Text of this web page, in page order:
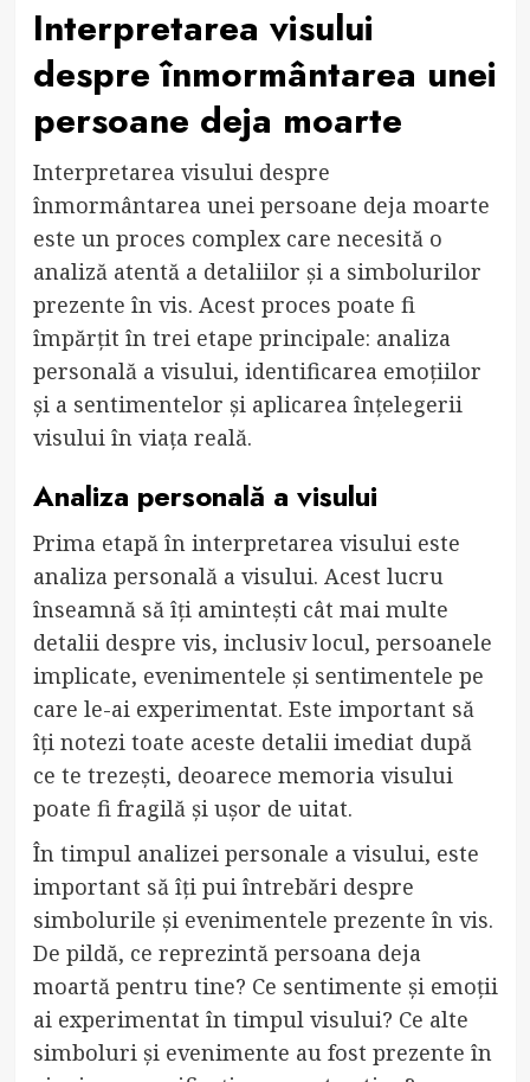
Interpretarea visului
despre înmormântarea unei
persoane deja moarte
Interpretarea visului despre
înmormântarea unei persoane deja moarte
este un proces complex care necesită o
analiză atentă a detaliilor și a simbolurilor
prezente în vis. Acest proces poate fi
împărțit în trei etape principale: analiza
personală a visului, identificarea emoțiilor
și a sentimentelor și aplicarea înțelegerii
visului în viața reală.
Analiza personală a visului
Prima etapă în interpretarea visului este
analiza personală a visului. Acest lucru
înseamnă să îți amintești cât mai multe
detalii despre vis, inclusiv locul, persoanele
implicate, evenimentele și sentimentele pe
care le-ai experimentat. Este important să
îți notezi toate aceste detalii imediat după
ce te trezești, deoarece memoria visului
poate fi fragilă și ușor de uitat.
În timpul analizei personale a visului, este
important să îți pui întrebări despre
simbolurile și evenimentele prezente în vis.
De pildă, ce reprezintă persoana deja
moartă pentru tine? Ce sentimente și emoții
ai experimentat în timpul visului? Ce alte
simboluri și evenimente au fost prezente în